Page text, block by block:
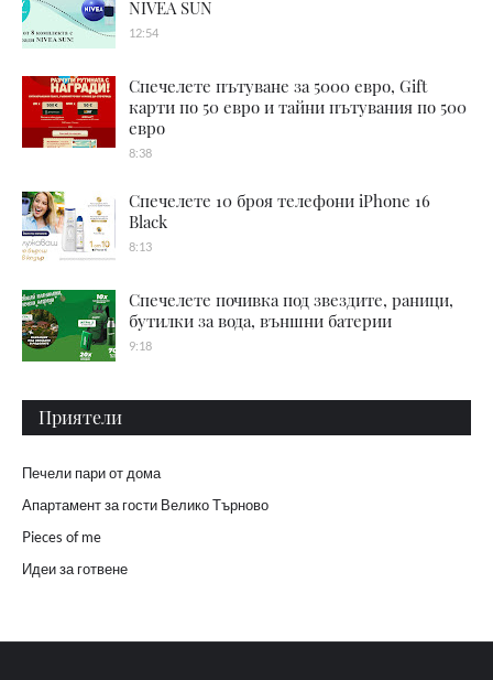
NIVEA SUN
12:54
Спечелете пътуване за 5000 евро, Gift
карти по 50 евро и тайни пътувания по 500
евро
8:38
Спечелете 10 броя телефони iPhone 16
Black
8:13
Спечелете почивка под звездите, раници,
бутилки за вода, външни батерии
9:18
Приятели
Печели пари от дома
Апартамент за гости Велико Търново
Pieces of me
Идеи за готвене